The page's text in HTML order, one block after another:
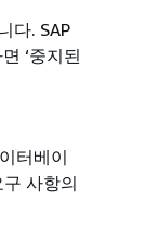
다. SAP
‘중지된
터베이
사항의